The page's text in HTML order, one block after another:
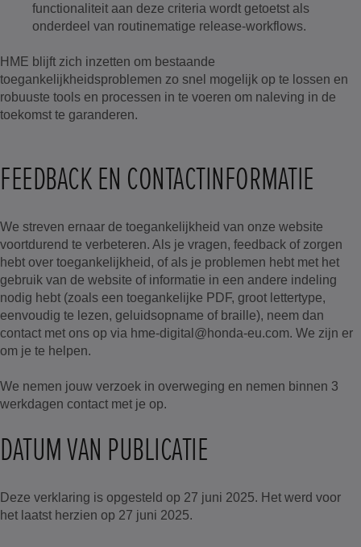
functionaliteit aan deze criteria wordt getoetst als
onderdeel van routinematige release-workflows.
HME blijft zich inzetten om bestaande
toegankelijkheidsproblemen zo snel mogelijk op te lossen en
robuuste tools en processen in te voeren om naleving in de
toekomst te garanderen.
FEEDBACK EN CONTACTINFORMATIE
We streven ernaar de toegankelijkheid van onze website
voortdurend te verbeteren. Als je vragen, feedback of zorgen
hebt over toegankelijkheid, of als je problemen hebt met het
gebruik van de website of informatie in een andere indeling
nodig hebt (zoals een toegankelijke PDF, groot lettertype,
eenvoudig te lezen, geluidsopname of braille), neem dan
contact met ons op via hme-digital@honda-eu.com. We zijn er
om je te helpen.
We nemen jouw verzoek in overweging en nemen binnen 3
werkdagen contact met je op.
DATUM VAN PUBLICATIE
Deze verklaring is opgesteld op 27 juni 2025. Het werd voor
het laatst herzien op 27 juni 2025.